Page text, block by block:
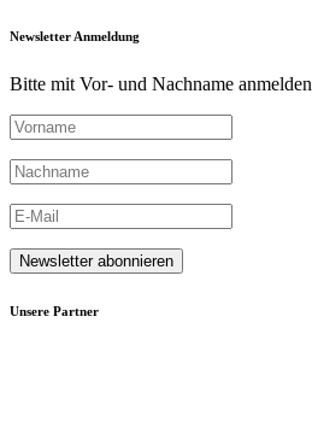
Newsletter Anmeldung
Bitte mit Vor- und Nachname anmelden
Unsere Partner